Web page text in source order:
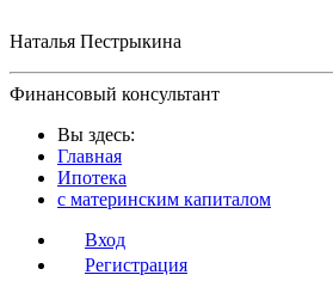
Наталья Пестрыкина
Финансовый консультант
Вы здесь:
Главная
Ипотека
с материнским капиталом
Вход
Регистрация